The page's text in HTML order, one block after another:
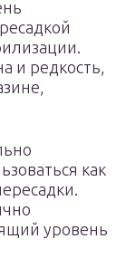
и редкость,
как
уровень